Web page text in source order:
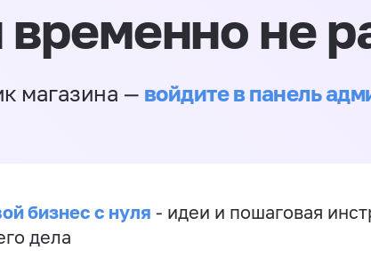
не
магазина — войдите в панель
бизнес с нуля - идеи и пошаговая
дела